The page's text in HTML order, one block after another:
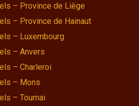
– Province de Liège
– Province de Hainaut
– Luxembourg
– Anvers
– Charleroi
– Mons
– Tournai